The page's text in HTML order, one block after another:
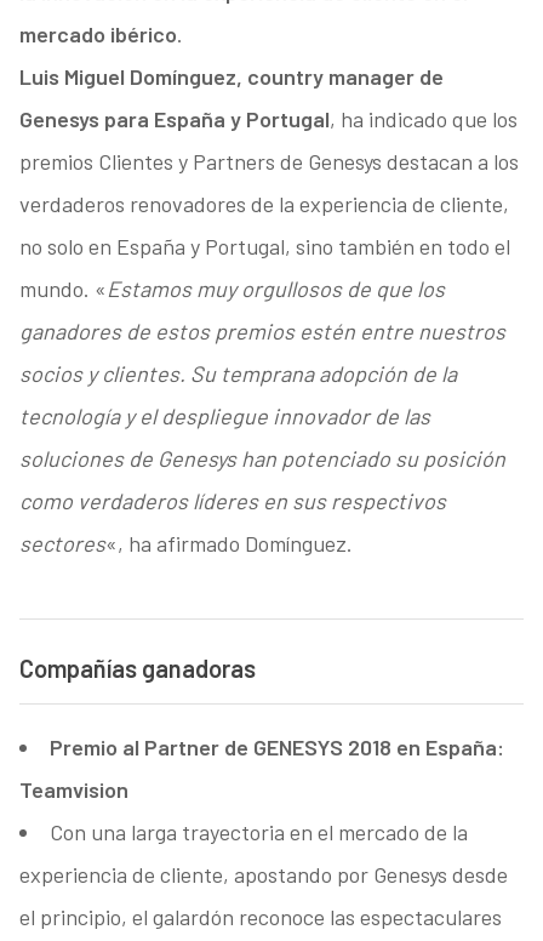
mercado ibérico.
Luis Miguel Domínguez, country manager de
Genesys para España y Portugal, ha indicado que los
premios Clientes y Partners de Genesys destacan a los
verdaderos renovadores de la experiencia de cliente,
no solo en España y Portugal, sino también en todo el
mundo. «Estamos muy orgullosos de que los
ganadores de estos premios estén entre nuestros
socios y clientes. Su temprana adopción de la
tecnología y el despliegue innovador de las
soluciones de Genesys han potenciado su posición
como verdaderos líderes en sus respectivos
sectores«, ha afirmado Domínguez.
Compañías ganadoras
Premio al Partner de GENESYS 2018 en España:
Teamvision
Con una larga trayectoria en el mercado de la
experiencia de cliente, apostando por Genesys desde
el principio, el galardón reconoce las espectaculares